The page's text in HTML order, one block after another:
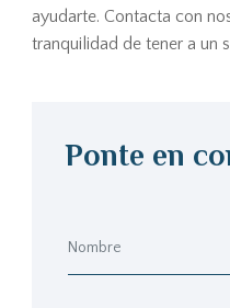
ayudarte. Contacta con
tranquilidad de tener a un
Ponte en